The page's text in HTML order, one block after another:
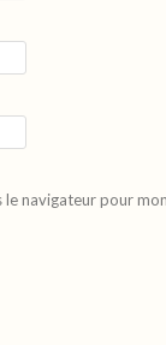
navigateur pour